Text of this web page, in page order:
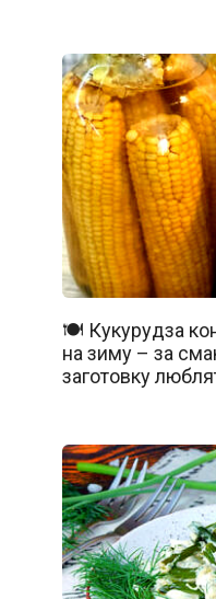
🍽️ Кукурудза
на зиму – за
заготовку